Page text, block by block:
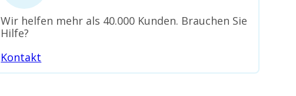
Wir helfen mehr als 40.000 Kunden. Brauchen Sie
Hilfe?
Kontakt